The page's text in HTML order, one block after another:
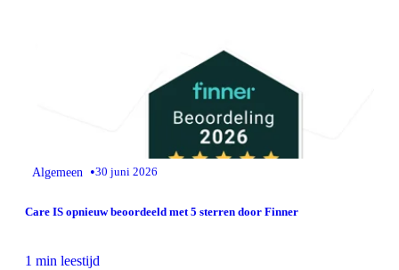
Algemeen •30 juni 2026
Care IS opnieuw beoordeeld met 5 sterren door Finner
1 min leestijd